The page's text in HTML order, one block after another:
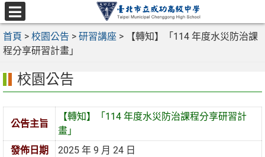
跳
至
主
要
區
選
單
首頁 > 校園公告 > 研習講座 >
【轉知】「114 年度水災防治課
程分享研習計畫」
校園公告
公告主旨
【轉知】「114 年度水災防治課程分享研習計
畫」
發佈日期
2025 年 9 月 24 日